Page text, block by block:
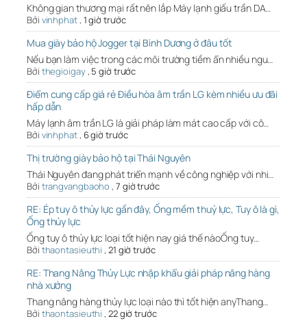
Không gian thương mại rất nên lắp Máy lạnh giấu trần DA…
Bởi vinhphat, 1 giờ trước
Mua giày bảo hộ Jogger tại Bình Dương ở đâu tốt
Nếu bạn làm việc trong các môi trường tiềm ẩn nhiều ngu…
Bởi thegioigay, 5 giờ trước
Điểm cung cấp giá rẻ Điều hòa âm trần LG kèm nhiều ưu đãi
hấp dẫn
Máy lạnh âm trần LG là giải pháp làm mát cao cấp với cô…
Bởi vinhphat, 6 giờ trước
Thị trường giày bảo hộ tại Thái Nguyên
Thái Nguyên đang phát triển mạnh về công nghiệp với nhi…
Bởi trangvangbaoho , 7 giờ trước
RE: Ép tuy ô thủy lực gần đây, Ống mềm thuỷ lực, Tuy ô là gì,
Ống thủy lực
Ống tuy ô thủy lực loại tốt hiện nay giá thế nàoỐng tuy…
Bởi thaontasieuthi , 21 giờ trước
RE: Thang Nâng Thủy Lực nhập khẩu giải pháp nâng hàng
nhà xưởng
Thang nâng hàng thủy lực loại nào thì tốt hiện anyThang…
Bởi thaontasieuthi , 22 giờ trước